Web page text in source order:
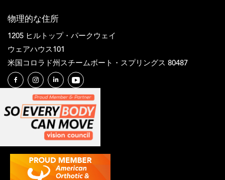
物理的な住所
1205 ヒルトップ・パークウェイ
ウェアハウス101
米国コロラド州スチームボート・スプリングス 80487